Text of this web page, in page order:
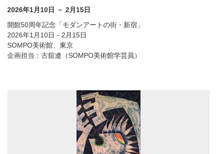
2026年1月10日 － 2月15日
開館50周年記念「モダンアートの街・新宿」
2026年1月10日－2月15日
SOMPO美術館、東京
企画担当：古舘遼（SOMPO美術館学芸員）